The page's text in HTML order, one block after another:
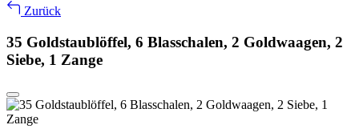
Zurück
35 Goldstaublöffel, 6 Blasschalen, 2 Goldwaagen, 2
Siebe, 1 Zange